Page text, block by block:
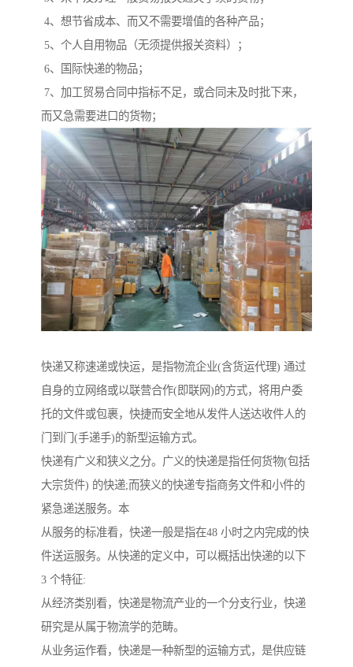
4、想节省成本、而又不需要增值的各种产品；
5、个人自用物品（无须提供报关资料）；
6、国际快递的物品；
7、加工贸易合同中指标不足，或合同未及时批下来，
而又急需要进口的货物；
快递又称速递或快运，是指物流企业(含货运代理) 通过
自身的立网络或以联营合作(即联网)的方式，将用户委
托的文件或包裹，快捷而安全地从发件人送达收件人的
门到门(手递手)的新型运输方式。
快递有广义和狭义之分。广义的快递是指任何货物(包括
大宗货件) 的快递;而狭义的快递专指商务文件和小件的
紧急递送服务。本
从服务的标准看，快递一般是指在48 小时之内完成的快
件送运服务。从快递的定义中，可以概括出快递的以下
3 个特征:
从经济类别看，快递是物流产业的一个分支行业，快递
研究是从属于物流学的范畴。
从业务运作看，快递是一种新型的运输方式，是供应链